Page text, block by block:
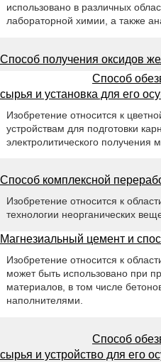
использовано в различных
лабораторной химии, а также
Способ получения оксидов
Способ
сырья и установка для его
Изобретение относится к
устройствам для подготовки
электролитического получения
Способ комплексной
Изобретение относится к
технологии неорганических
Магнезиальный цемент и
Изобретение относится к
может быть использовано при
материалов, в том числе
наполнителями.
Способ
сырья и устройство для его